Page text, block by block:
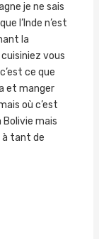
je ne sais
l’Inde n’est
la
vous
ce que
et manger
où c’est
mais
tant de